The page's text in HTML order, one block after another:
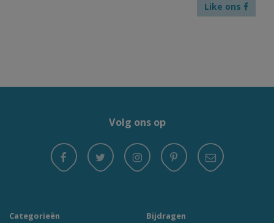
Like ons
Volg ons op
Categorieën
Bijdragen